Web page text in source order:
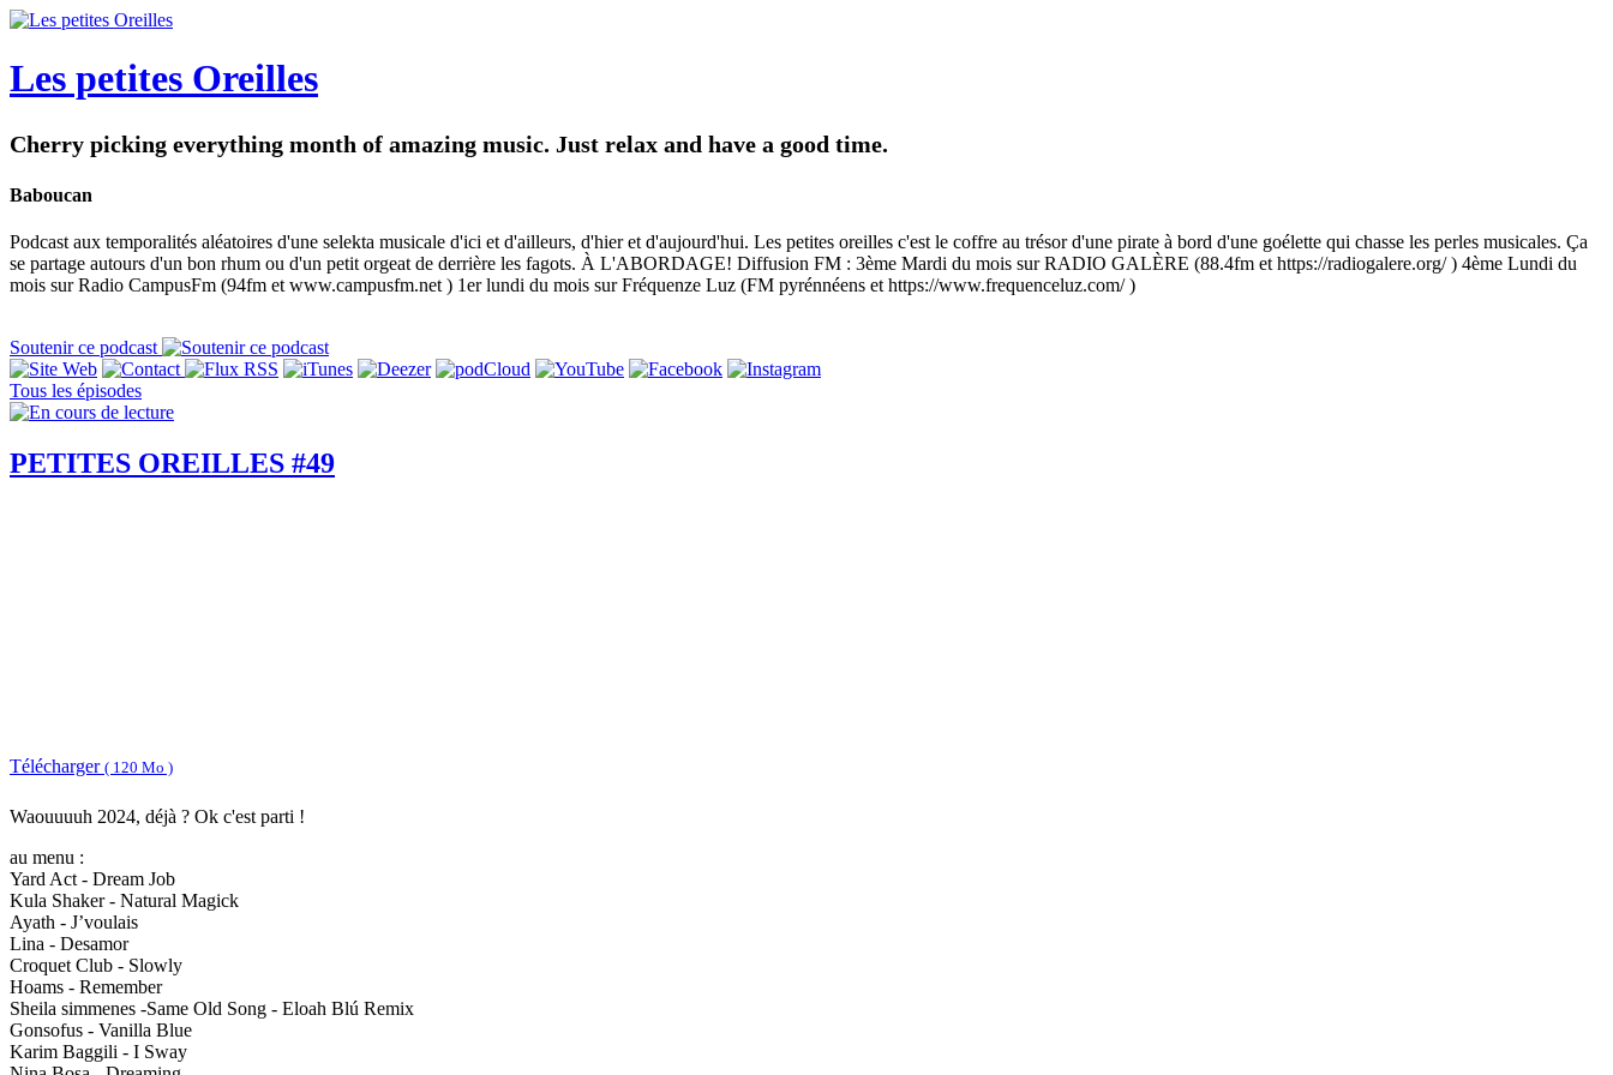
Les petites Oreilles
Cherry picking everything month of amazing music. Just relax and have a good time.
Baboucan
Podcast aux temporalités aléatoires d'une selekta musicale d'ici et d'ailleurs, d'hier et d'aujourd'hui. Les petites oreilles c'est le coffre au trésor d'une pirate à bord d'une goélette qui chasse les perles musicales. Ça
se partage autours d'un bon rhum ou d'un petit orgeat de derrière les fagots. À L'ABORDAGE! Diffusion FM : 3ème Mardi du mois sur RADIO GALÈRE (88.4fm et https://radiogalere.org/ ) 4ème Lundi du
mois sur Radio CampusFm (94fm et www.campusfm.net ) 1er lundi du mois sur Fréquenze Luz (FM pyrénnéens et https://www.frequenceluz.com/ )
Soutenir ce podcast
Tous les épisodes
PETITES OREILLES #49
Télécharger ( 120 Mo )
Waouuuuh 2024, déjà ? Ok c'est parti !
au menu :
Yard Act - Dream Job
Kula Shaker - Natural Magick
Ayath - J’voulais
Lina - Desamor
Croquet Club - Slowly
Hoams - Remember
Sheila simmenes -Same Old Song - Eloah Blú Remix
Gonsofus - Vanilla Blue
Karim Baggili - I Sway